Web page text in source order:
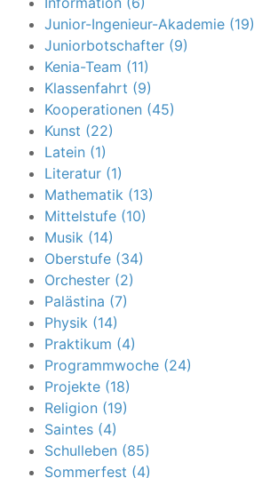
Junior-Ingenieur-Akademie (19)
Juniorbotschafter (9)
Kenia-Team (11)
Klassenfahrt (9)
Kooperationen (45)
Kunst (22)
Latein (1)
Literatur (1)
Mathematik (13)
Mittelstufe (10)
Musik (14)
Oberstufe (34)
Orchester (2)
Palästina (7)
Physik (14)
Praktikum (4)
Programmwoche (24)
Projekte (18)
Religion (19)
Saintes (4)
Schulleben (85)
Sommerfest (4)